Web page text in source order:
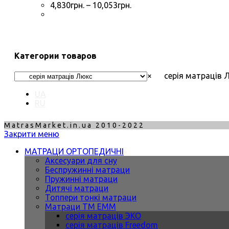
4,830грн. – 10,053грн.
Категории товаров
× серія матраців
MatrasMarket.in.ua 2010-2022
Закрити меню
МАТРАЦИ ОРТОПЕДИЧНІ
Аксесуари для сну
Беспружинні матраци
Пружинні матраци
Дитячі матраци
Топпери тонкі матраци
Матраци ТМ ЕММ
серія матраців ЭКО
серія матраців Freedom